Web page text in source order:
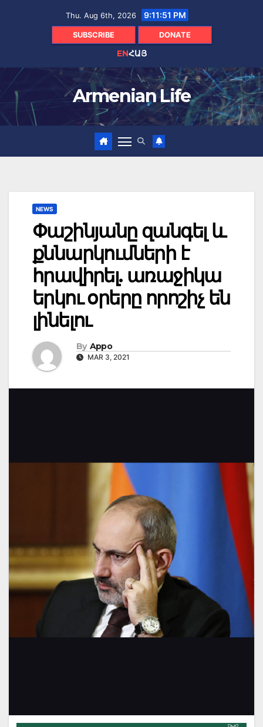
Thu. Aug 6th, 2026 9:11:53 PM
SUBSCRIBE DONATE
ENՀԱՅ
Armenian Life
NEWS
Փաշինյանը զանգել և
քննարկումների է
հրավիրել. առաջիկա
երկու օրերը որոշիչ են
լինելու
By Appo
MAR 3, 2021